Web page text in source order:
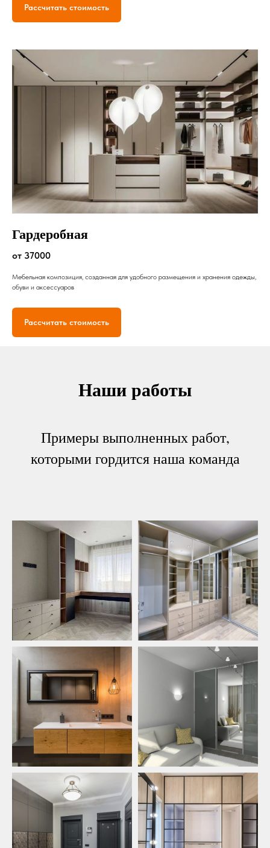
Рассчитать стоимость
Гардеробная
от 37000
Мебельная композиция, созданная для удобного размещения и хранения одежды,
обуви и аксессуаров
Рассчитать стоимость
Наши работы
Примеры выполненных работ,
которыми гордится наша команда